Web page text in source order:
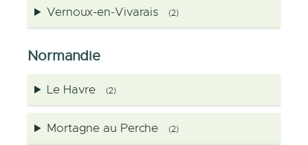
Vernoux-en-Vivarais (2)
Normandie
Le Havre (2)
Mortagne au Perche (2)